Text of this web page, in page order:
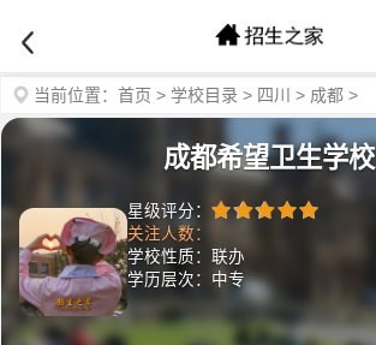
当前位置： 首页 > 学校目录 > 四川 > 成都 >
成都希望卫生学校
星级评分：
关注人数：
学校性质：联办
学历层次：中专